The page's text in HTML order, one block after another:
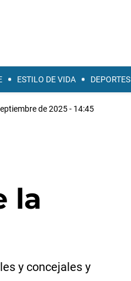
ESTILO DE VIDA DEPORTES
de 2025 - 14:45
la
y concejales y